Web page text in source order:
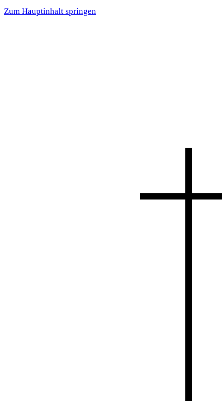
Zum Hauptinhalt springen